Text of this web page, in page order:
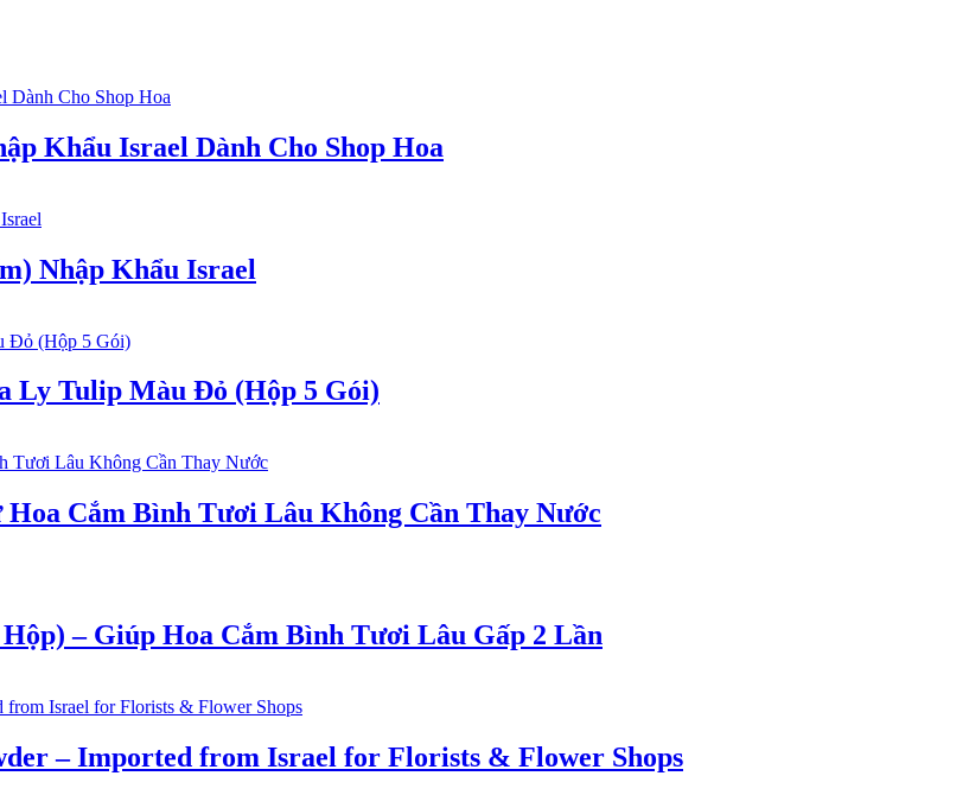
Khẩu Israel Dành Cho Shop Hoa
Nhập Khẩu Israel
Ly Tulip Màu Đỏ (Hộp 5 Gói)
Cắm Bình Tươi Lâu Không Cần Thay Nước
– Giúp Hoa Cắm Bình Tươi Lâu Gấp 2 Lần
– Imported from Israel for Florists & Flower Shops